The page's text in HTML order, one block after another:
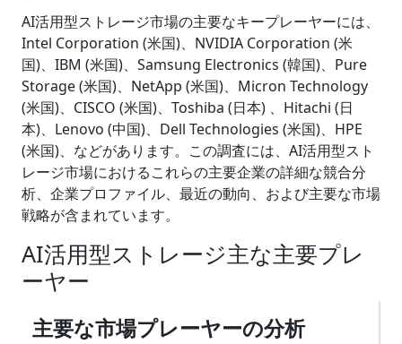
AI活用型ストレージ市場の主要なキープレーヤーには、
Intel Corporation (米国)、NVIDIA Corporation (米
国)、IBM (米国)、Samsung Electronics (韓国)、Pure
Storage (米国)、NetApp (米国)、Micron Technology
(米国)、CISCO (米国)、Toshiba (日本) 、Hitachi (日
本)、Lenovo (中国)、Dell Technologies (米国)、HPE
(米国)、などがあります。この調査には、AI活用型スト
レージ市場におけるこれらの主要企業の詳細な競合分
析、企業プロファイル、最近の動向、および主要な市場
戦略が含まれています。
AI活用型ストレージ主な主要プレ
ーヤー
主要な市場プレーヤーの分析